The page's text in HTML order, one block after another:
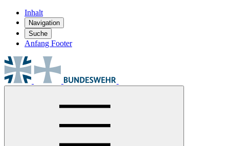
Inhalt
Navigation
Suche
Anfang Footer